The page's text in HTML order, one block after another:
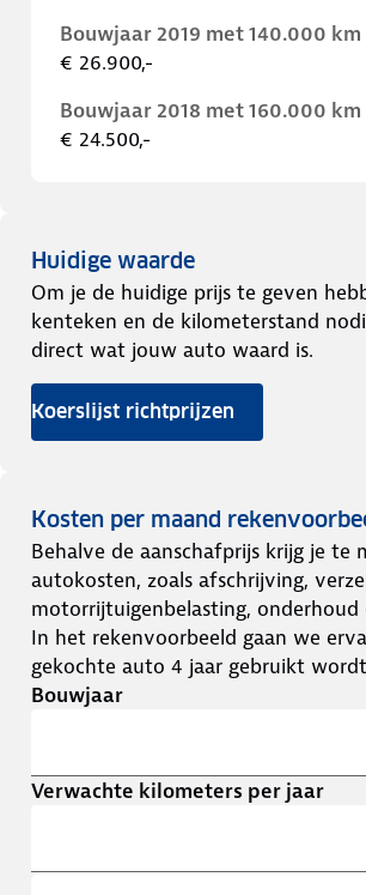
Bouwjaar 2019 met 140.000 km
€ 26.900,-
Bouwjaar 2018 met 160.000 km
€ 24.500,-
Huidige waarde
Om je de huidige prijs te geven
kenteken en de kilometerstand
direct wat jouw auto waard is.
Koerslijst richtprijzen
Kosten per maand
Behalve de aanschafprijs krijg je te
autokosten, zoals afschrijving,
motorrijtuigenbelasting, onderhoud
In het rekenvoorbeeld gaan we
gekochte auto 4 jaar gebruikt
Bouwjaar
Verwachte kilometers per jaar